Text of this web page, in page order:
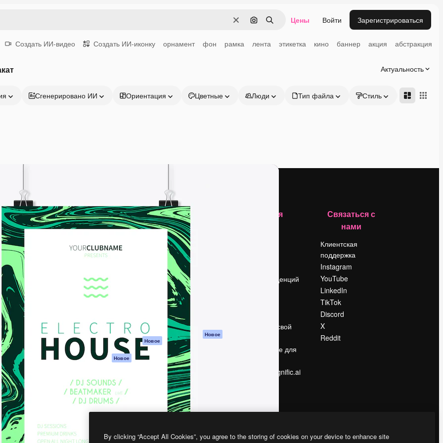
ОчиститьПоиск по изображению
Поиск Цены Войти Зарегистрироваться
Создать ИИ-видео Создать ИИ-иконку орнамент фон рамка лента этикетка кино баннер акция абстракция
Актуальность
Сгенерировано ИИ Ориентация Цветные Люди Тип файла Стиль Адвансд
для создания
Более 1 миллиона
креаторов,
и студий.
Продукция
Spaces
ИИ-помощник
Генератор
Генератор видео
ИИ
Генератор голоса
Стоковый контент
MCP для
Claude/ChatGPT
Новое
Агенты Новое
Мобильное
приложение
Все инструменты
Magnific
Начать
Academy
Документация по
Пакету ИИ
Служба
поддержки
Условия и
положения
конфиденциальности
Оригиналы
Новое
Политика файлов
cookie
Центр доверия
Партнеры
Предприятие
Компания
Поиск тенденций
Продайте свой
Помещение для
Ищете magnific.ai
Связаться с
нами
Клиентская
поддержка
Instagram
YouTube
LinkedIn
TikTok
Discord
X
Reddit
By clicking “Accept All Cookies”, you agree to the storing of cookies on your device to enhance site